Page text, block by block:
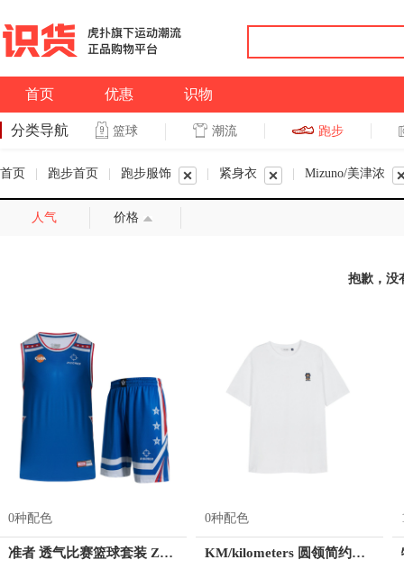
首页 优惠 识物
分类导航 篮球 潮流 跑步
首页 跑步首页 跑步服饰 紧身衣 Mizuno/美津浓
人气 价格
抱歉，没
0种配色
准者 透气比赛篮球套装 Z118210177
0种配色
KM/kilometers 圆领简约短袖T恤 M2X2108073